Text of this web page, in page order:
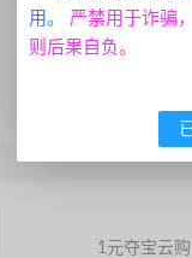
1元夺宝云
用。
严禁用于诈骗
则后果自负。